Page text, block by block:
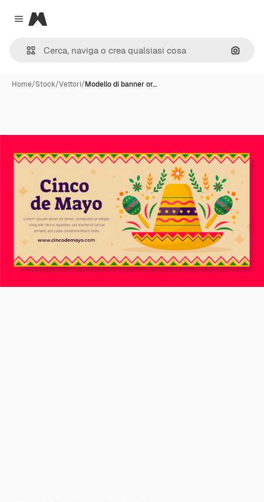
Close menu
Magnific
Cerca
Home/Stock/Vettori/Modello di banner or…